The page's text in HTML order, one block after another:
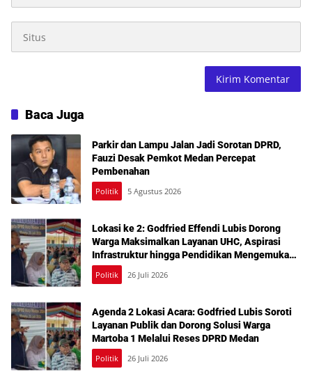
Baca Juga
Parkir dan Lampu Jalan Jadi Sorotan DPRD,
Fauzi Desak Pemkot Medan Percepat
Pembenahan
Politik 5 Agustus 2026
Lokasi ke 2: Godfried Effendi Lubis Dorong
Warga Maksimalkan Layanan UHC, Aspirasi
Infrastruktur hingga Pendidikan Mengemuka
dalam Reses Medan Amplas
Politik 26 Juli 2026
Agenda 2 Lokasi Acara: Godfried Lubis Soroti
Layanan Publik dan Dorong Solusi Warga
Martoba 1 Melalui Reses DPRD Medan
Politik 26 Juli 2026